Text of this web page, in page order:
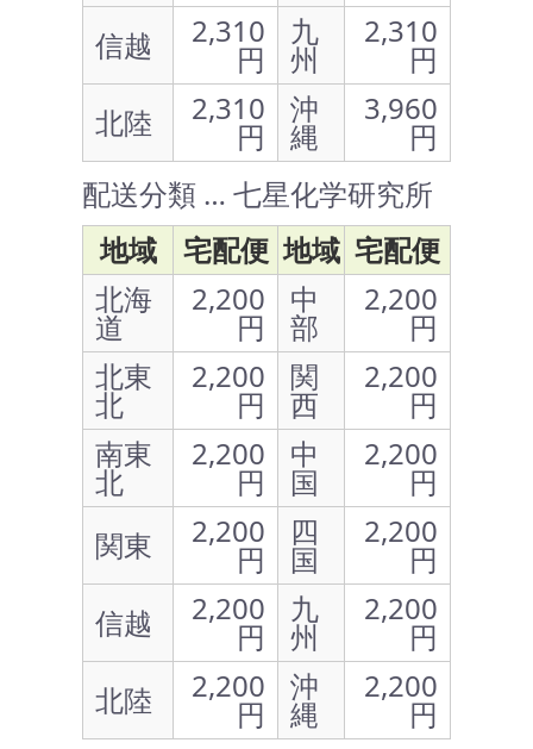
信越
2,310
円
九
州
2,310
円
北陸
2,310
円
沖
縄
3,960
円
配送分類 … 七星化学研究所
地域
宅配便 地域 宅配便
北海
道
2,200
円
中
部
2,200
円
北東
北
2,200
円
関
西
2,200
円
南東
北
2,200
円
中
国
2,200
円
関東
2,200
円
四
国
2,200
円
信越
2,200
円
九
州
2,200
円
北陸
2,200
円
沖
縄
2,200
円